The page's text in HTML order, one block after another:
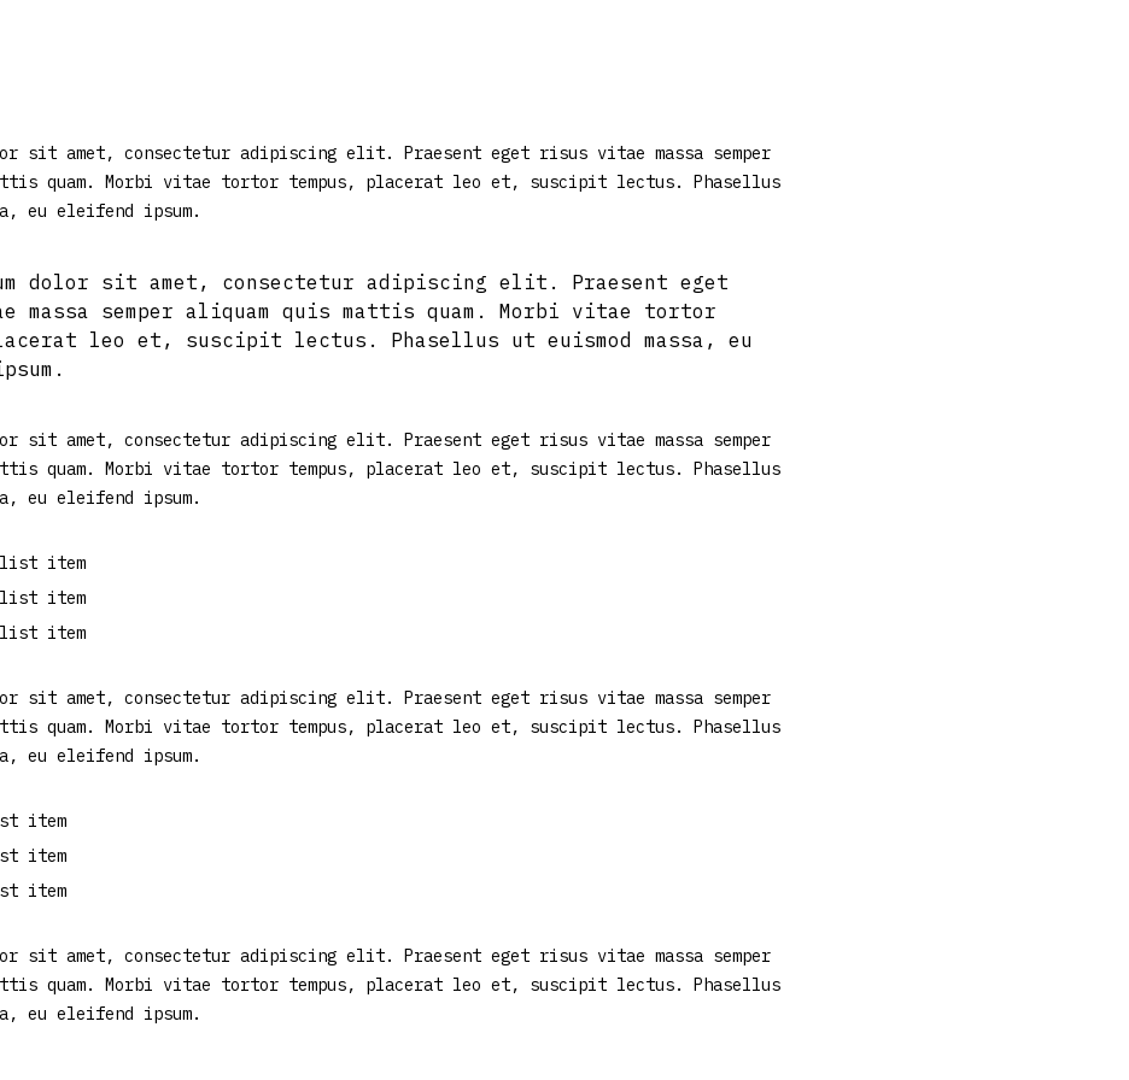
sit amet, consectetur adipiscing elit. Praesent eget risus vitae massa semper
quam. Morbi vitae tortor tempus, placerat leo et, suscipit lectus. Phasellus
eu eleifend ipsum.
dolor sit amet, consectetur adipiscing elit. Praesent eget
massa semper aliquam quis mattis quam. Morbi vitae tortor
leo et, suscipit lectus. Phasellus ut euismod massa, eu
sit amet, consectetur adipiscing elit. Praesent eget risus vitae massa semper
quam. Morbi vitae tortor tempus, placerat leo et, suscipit lectus. Phasellus
eu eleifend ipsum.
list item
list item
list item
sit amet, consectetur adipiscing elit. Praesent eget risus vitae massa semper
quam. Morbi vitae tortor tempus, placerat leo et, suscipit lectus. Phasellus
eu eleifend ipsum.
item
item
item
sit amet, consectetur adipiscing elit. Praesent eget risus vitae massa semper
quam. Morbi vitae tortor tempus, placerat leo et, suscipit lectus. Phasellus
eu eleifend ipsum.